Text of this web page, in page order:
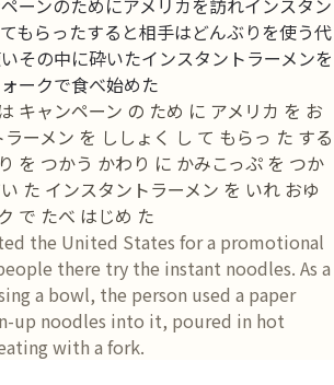
ーンのためにアメリカを訪れインスタン
もらったすると相手はどんぶりを使う代
その中に砕いたインスタントラーメンを
ークで食べ始めた
キャンペーン の ため に アメリカ を お
ーメン を ししょく し て もらっ た する
を つかう かわり に かみこっぷ を つか
た インスタントラーメン を いれ おゆ
で たべ はじめ た
the United States for a promotional
there try the instant noodles. As a
a bowl, the person used a paper
up noodles into it, poured in hot
with a fork.